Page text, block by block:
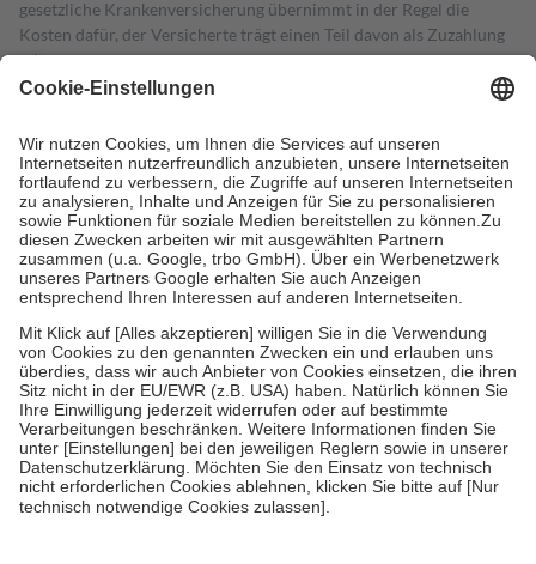
gesetzliche Krankenversicherung übernimmt in der Regel die
Kosten dafür, der Versicherte trägt einen Teil davon als Zuzahlung
mit.
Grundsätzlich leisten Mitglieder Zuzahlungen in Höhe von zehn
höchstens zehn Euro.
Es sind jedoch nie mehr als die tatsächlichen
Kosten der Leistung zu entrichten.
Diese Regeln gelten grundsätzlich auch für Online-Apotheken.
Bei Heilmitteln und häuslicher Krankenpflege beträgt die
Zuzahlung zehn Prozent der Kosten sowie zehn Euro je
Verordnung.
Um das Engagement der Versicherten für ihre eigene Gesundheit zu
stärken und die besondere Stellung der Familie zu unterstützen,
fallenkeine Zuzahlungenan bei:
• Kindern und Jugendlichen bis zum vollendeten 18. Lebensjahr
mit Ausnahme der Fahrkosten
• Untersuchungen zur Vorsorge und Früherkennung, die von der
GKV getragen werden
• empfohlenen Schutzimpfungen
• Harn- und Blutteststreifen